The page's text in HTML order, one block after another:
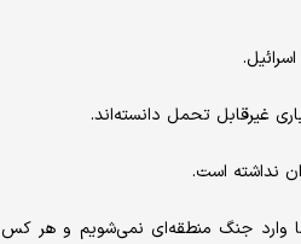
غیرقابل تحمل دانسته‌اند.
نداشته است.
وارد جنگ منطقه‌ای نمی‌شویم و هر کس